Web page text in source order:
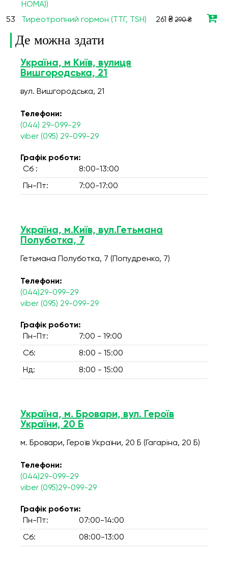
НОМА))
53 Тиреотропний гормон (ТТГ, TSH) 261 ₴290 ₴
Де можна здати
Україна, м Київ, вулиця
Вишгородська, 21
вул. Вишгородська, 21
Телефони:
(044) 29-099-29
viber (095) 29-099-29
Графік роботи:
Сб :
8:00-13:00
Пн-Пт: 7:00-17:00
Україна, м.Київ, вул.Гетьмана
Полуботка, 7
Гетьмана Полуботка, 7 (Попудренко, 7)
Телефони:
(044)29-099-29
viber (095) 29-099-29
Графік роботи:
Пн-Пт:
7:00 - 19:00
Сб: 8:00 - 15:00
Нд: 8:00 - 15:00
Україна, м. Бровари, вул. Героїв
України, 20 Б
м. Бровари, Героїв України, 20 Б (Гагаріна, 20 Б)
Телефони:
(044)29-099-29
viber (095)29-099-29
Графік роботи:
Пн-Пт:
07:00-14:00
Сб: 08:00-13:00